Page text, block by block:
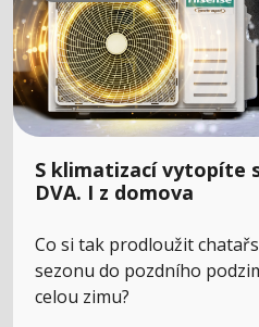
S klimatizací vytopíte
DVA. I z domova
Co si tak prodloužit
sezonu do pozdního
celou zimu?